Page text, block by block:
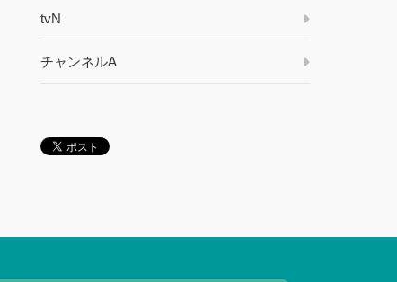
tvN
チャンネルA